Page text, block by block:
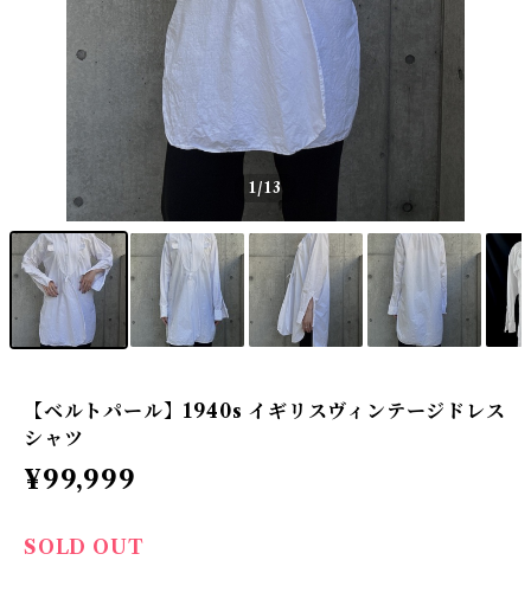
1/13
【ベルトパール】1940s イギリスヴィンテージドレス
シャツ
¥99,999
SOLD OUT